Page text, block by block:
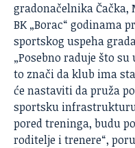
gradonačelnika
BK „Borac“ godinama
sportskog uspeha
„Posebno raduje što
to znači da klub ima
će nastaviti da pruža
sportsku
pored treninga, budu
roditelje i trenere“,